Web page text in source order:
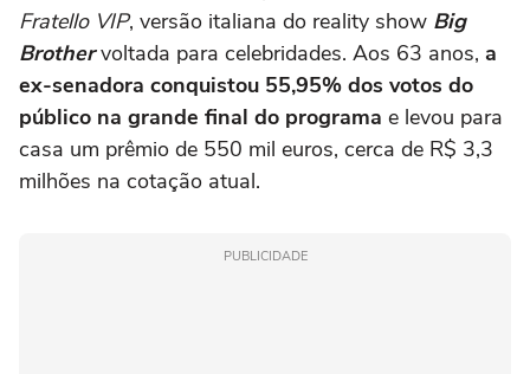
Fratello VIP, versão italiana do reality show Big
Brother voltada para celebridades. Aos 63 anos, a
ex-senadora conquistou 55,95% dos votos do
público na grande final do programa e levou para
casa um prêmio de 550 mil euros, cerca de R$ 3,3
milhões na cotação atual.
PUBLICIDADE